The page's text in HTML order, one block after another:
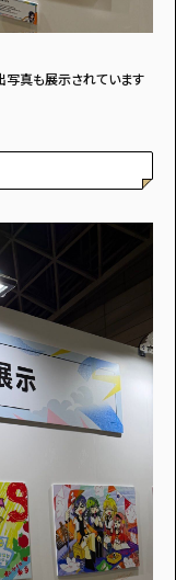
写真も展示されています